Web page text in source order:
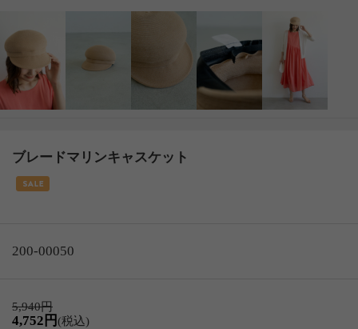
ブレードマリンキャスケット
200-00050
5,940円
4,752円(税込)